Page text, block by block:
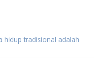
hidup tradisional adalah